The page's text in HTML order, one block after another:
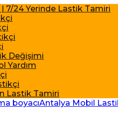
7/24 Yerinde Lastik Tamiri
Değişimi
Yardım
Lastik Tamiri